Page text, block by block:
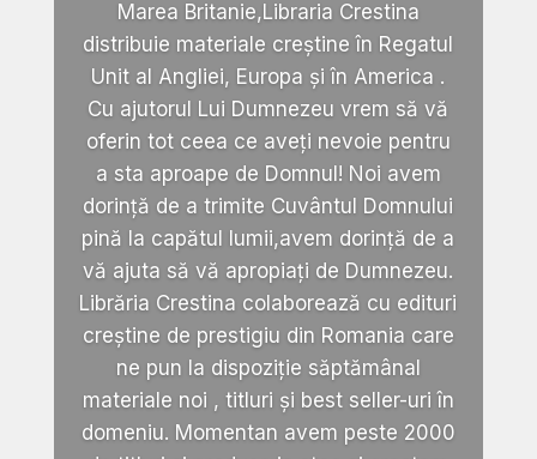
Marea Britanie,Libraria Crestina
distribuie materiale creștine în Regatul
Unit al Angliei, Europa și în America .
Cu ajutorul Lui Dumnezeu vrem să vă
oferin tot ceea ce aveți nevoie pentru
a sta aproape de Domnul! Noi avem
dorință de a trimite Cuvântul Domnului
pină la capătul lumii,avem dorință de a
vă ajuta să vă apropiați de Dumnezeu.
Librăria Crestina colaborează cu edituri
creștine de prestigiu din Romania care
ne pun la dispoziție săptămânal
materiale noi , titluri și best seller-uri în
domeniu. Momentan avem peste 2000